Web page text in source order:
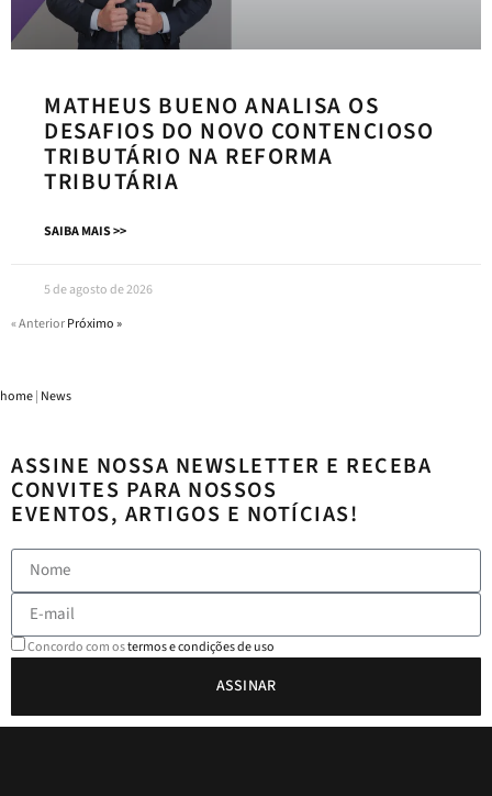
MATHEUS BUENO ANALISA OS
DESAFIOS DO NOVO CONTENCIOSO
TRIBUTÁRIO NA REFORMA
TRIBUTÁRIA
SAIBA MAIS >>
5 de agosto de 2026
« AnteriorPróximo »
home| News
ASSINE NOSSA NEWSLETTER E RECEBA
CONVITES PARA NOSSOS
EVENTOS, ARTIGOS E NOTÍCIAS!
Concordo com ostermos e condições de uso
ASSINAR